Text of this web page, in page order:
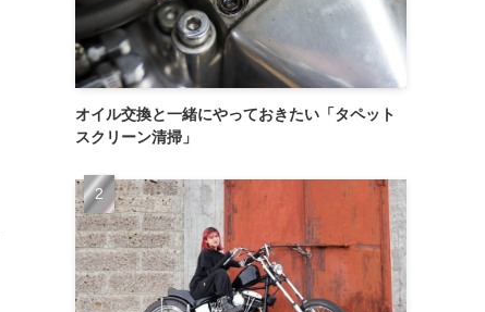
オイル交換と一緒にやっておきたい「タペット
スクリーン清掃」